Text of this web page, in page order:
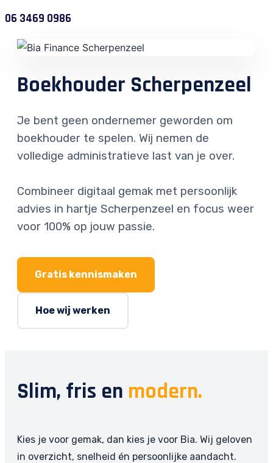
06 3469 0986
Boekhouder Scherpenzeel
Je bent geen ondernemer geworden om
boekhouder te spelen. Wij nemen de
volledige administratieve last van je over.
Combineer digitaal gemak met persoonlijk
advies in hartje Scherpenzeel en focus weer
voor 100% op jouw passie.
Gratis kennismaken
Hoe wij werken
Slim, fris en modern.
Kies je voor gemak, dan kies je voor Bia. Wij geloven
in overzicht, snelheid én persoonlijke aandacht.